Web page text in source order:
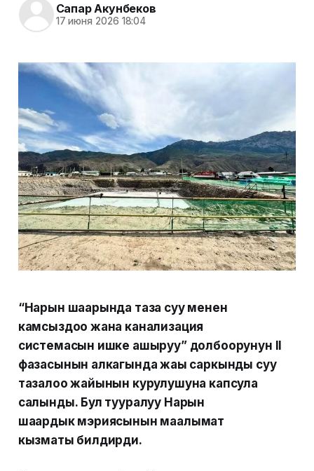
Сапар Акунбеков
17 июня 2026 18:04
“Нарын шаарында таза суу менен
камсыздоо жана канализация
системасын ишке ашыруу” долбоорунун II
фазасынын алкагында жаңы саркынды суу
тазалоо жайынын курулушуна капсула
салынды. Бул тууралуу Нарын
шаардык мэриясынын маалымат
кызматы билдирди.